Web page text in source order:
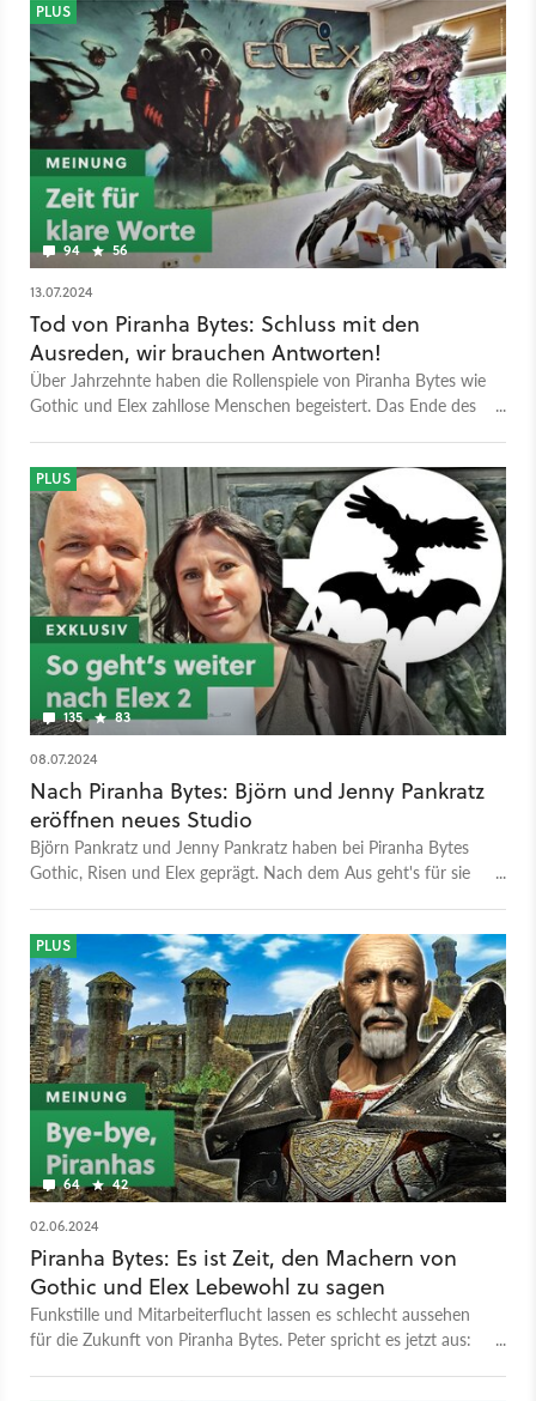
Jenny und Björn Pankratz fangen mit Pithead Studios sogar
noch einmal neu im Indie-Bereich an und arbeiten bereits an
einem neuen Spiel. In knapp 20 Jahren hat Piranha Bytes
neun Spiele hervorgebracht, manche davon genießen vor
allem im europäischen Raum ein extrem hohes Ansehen.
Warum das so ist und wie die Rollenspiele entstanden sind,
schauen wir uns noch einmal zusammen mit Jenny und Björn
an.
94 56
PLUS
13.07.2024
Tod von Piranha Bytes: Schluss mit den
Ausreden, wir brauchen Antworten!
Über Jahrzehnte haben die Rollenspiele von Piranha Bytes wie
Gothic und Elex zahllose Menschen begeistert. Das Ende des
135 83
PLUS
08.07.2024
Nach Piranha Bytes: Björn und Jenny Pankratz
eröffnen neues Studio
Björn Pankratz und Jenny Pankratz haben bei Piranha Bytes
Gothic, Risen und Elex geprägt. Nach dem Aus geht's für sie
64 42
PLUS
02.06.2024
Piranha Bytes: Es ist Zeit, den Machern von
Gothic und Elex Lebewohl zu sagen
Funkstille und Mitarbeiterflucht lassen es schlecht aussehen
für die Zukunft von Piranha Bytes. Peter spricht es jetzt aus: